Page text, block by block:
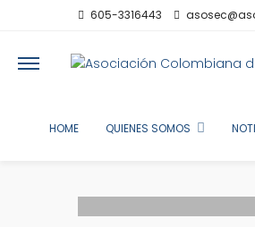
605-3316443
HOME QUIENES SOMOS